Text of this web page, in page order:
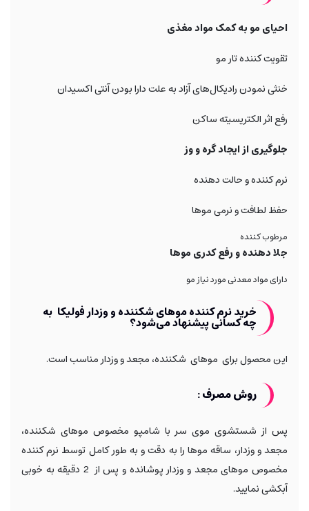
احیای مو به کمک مواد مغذی
تقویت کننده تار مو
خنثی نمودن رادیکال‌های آزاد به علت دارا بودن آنتی اکسیدان
رفع اثر الکتریسیته ساکن
جلوگیری از ایجاد گره و وز
نرم کننده و حالت دهنده
حفظ لطافت و نرمی موها
مرطوب کننده
جلا دهنده و رفع کدری موها
دارای مواد معدنی مورد نیاز مو
خریدنرم کننده موهای شکننده و وزدار فولیکا به
چه کسانی پیشنهاد می‌شود؟
این محصول برای موهای شکننده، مجعد و وزدار مناسب است.
روش مصرف :
پس از شستشوی موی سر با شامپو مخصوص موهای شكننده،
مجعد و وزدار، ساقه موها را به دقت و به طور کامل توسط نرم کننده
مخصوص موهای مجعد و وزدار پوشانده و پس از 2 دقیقه به خوبی
آبکشی نمایید.